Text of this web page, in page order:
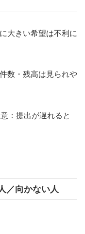
大きい希望は不利に
数・残高は見られや
：提出が遅れると
／向かない人